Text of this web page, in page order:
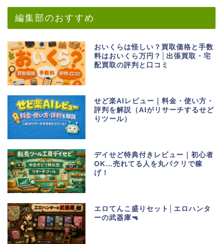
編集部のおすすめ
おいくらは怪しい？買取価格と手数
料はおいくら万円？│出張買取・宅
配買取の評判と口コミ
せど楽AIレビュー｜料金・使い方・
評判を解説（AIがリサーチするせど
りツール）
デイせど特典付きレビュー｜初心者
OK…売れてる人を丸パクリで稼
げ！
エロてんこ盛りセット│エロハンタ
ーの武器庫🔫